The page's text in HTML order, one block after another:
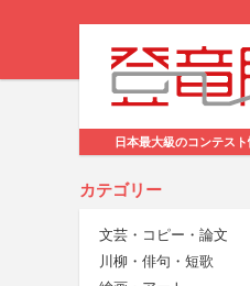
日本最大級のコンテス
カテゴリー
文芸・コピー・論文
川柳・俳句・短歌